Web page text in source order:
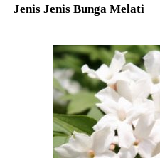
Jenis Jenis Bunga Melati